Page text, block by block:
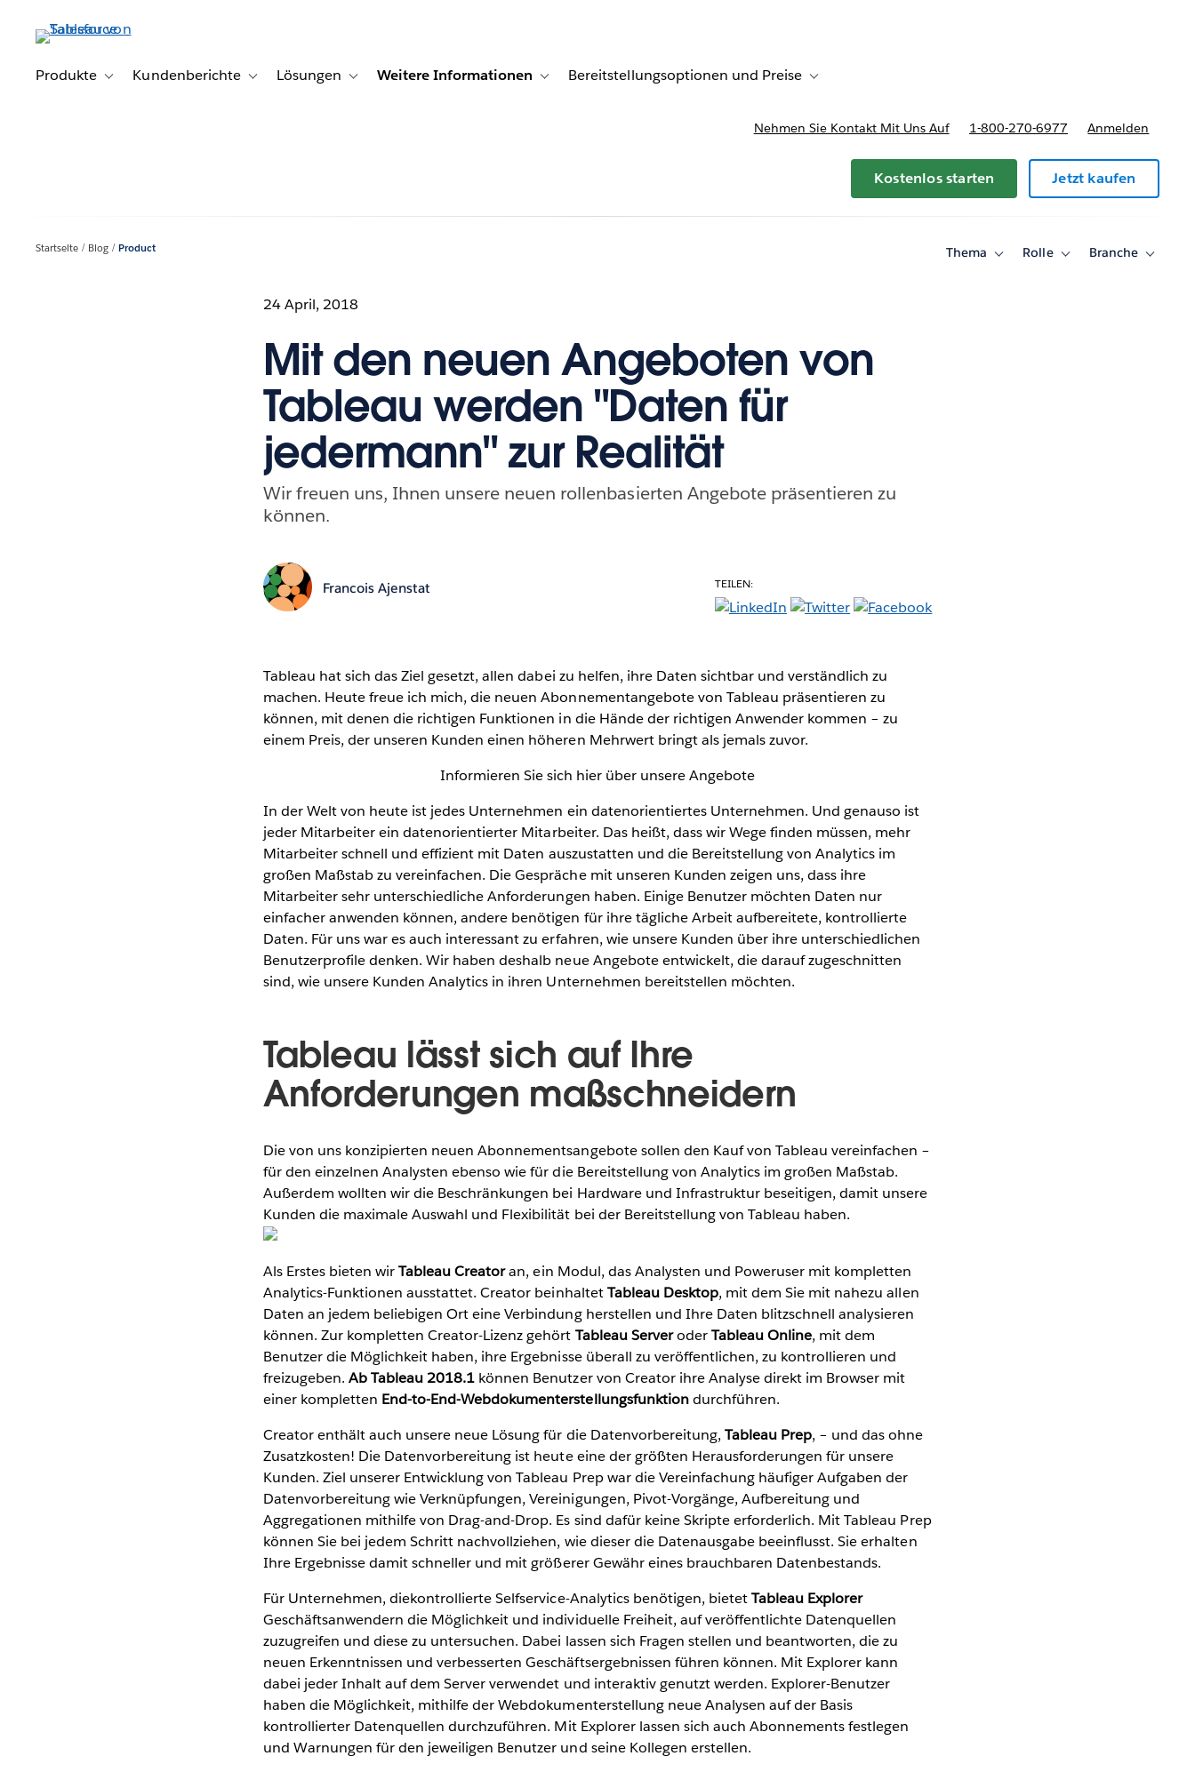
Produkte
Toggle sub-navigation for Produkte
Kundenberichte Toggle sub-navigation for Kundenberichte
Lösungen Toggle sub-navigation for Lösungen
Weitere Informationen Toggle sub-navigation for Weitere Informationen
Bereitstellungsoptionen und Preise Toggle sub-navigation for Bereitstellungsoptionen und Preise
Nehmen Sie Kontakt Mit Uns Auf 1-800-270-6977 Anmelden
Kostenlos starten Jetzt kaufen
Startseite Blog Product Thema
ToggleRolle
ToggleBranche
Toggle
24 April, 2018
Mit den neuen Angeboten von
Tableau werden "Daten für
jedermann" zur Realität
Wir freuen uns, Ihnen unsere neuen rollenbasierten Angebote präsentieren zu
können.
Francois Ajenstat TEILEN:
Tableau hat sich das Ziel gesetzt, allen dabei zu helfen, ihre Daten sichtbar und verständlich zu
machen. Heute freue ich mich, die neuen Abonnementangebote von Tableau präsentieren zu
können, mit denen die richtigen Funktionen in die Hände der richtigen Anwender kommen – zu
einem Preis, der unseren Kunden einen höheren Mehrwert bringt als jemals zuvor.
Informieren Sie sich hier über unsere Angebote
In der Welt von heute ist jedes Unternehmen ein datenorientiertes Unternehmen. Und genauso ist
jeder Mitarbeiter ein datenorientierter Mitarbeiter. Das heißt, dass wir Wege finden müssen, mehr
Mitarbeiter schnell und effizient mit Daten auszustatten und die Bereitstellung von Analytics im
großen Maßstab zu vereinfachen. Die Gespräche mit unseren Kunden zeigen uns, dass ihre
Mitarbeiter sehr unterschiedliche Anforderungen haben. Einige Benutzer möchten Daten nur
einfacher anwenden können, andere benötigen für ihre tägliche Arbeit aufbereitete, kontrollierte
Daten. Für uns war es auch interessant zu erfahren, wie unsere Kunden über ihre unterschiedlichen
Benutzerprofile denken. Wir haben deshalb neue Angebote entwickelt, die darauf zugeschnitten
sind, wie unsere Kunden Analytics in ihren Unternehmen bereitstellen möchten.
Tableau lässt sich auf Ihre
Anforderungen maßschneidern
Die von uns konzipierten neuen Abonnementsangebote sollen den Kauf von Tableau vereinfachen –
für den einzelnen Analysten ebenso wie für die Bereitstellung von Analytics im großen Maßstab.
Außerdem wollten wir die Beschränkungen bei Hardware und Infrastruktur beseitigen, damit unsere
Kunden die maximale Auswahl und Flexibilität bei der Bereitstellung von Tableau haben.
Als Erstes bieten wirTableau Creatoran, ein Modul, das Analysten und Poweruser mit kompletten
Analytics-Funktionen ausstattet. Creator beinhaltetTableau Desktop, mit dem Sie mit nahezu allen
Daten an jedem beliebigen Ort eine Verbindung herstellen und Ihre Daten blitzschnell analysieren
können. Zur kompletten Creator-Lizenz gehört Tableau ServeroderTableau Online, mit dem
Benutzer die Möglichkeit haben, ihre Ergebnisse überall zu veröffentlichen, zu kontrollieren und
freizugeben. Ab Tableau 2018.1 können Benutzer von Creator ihre Analyse direkt im Browser mit
einer kompletten End-to-End-Webdokumenterstellungsfunktiondurchführen.
Creator enthält auch unsere neue Lösung für die Datenvorbereitung, Tableau Prep, – und das ohne
Zusatzkosten! Die Datenvorbereitung ist heute eine der größten Herausforderungen für unsere
Kunden. Ziel unserer Entwicklung von Tableau Prep war die Vereinfachung häufiger Aufgaben der
Datenvorbereitung wie Verknüpfungen, Vereinigungen, Pivot-Vorgänge, Aufbereitung und
Aggregationen mithilfe von Drag-and-Drop. Es sind dafür keine Skripte erforderlich. Mit Tableau Prep
können Sie bei jedem Schritt nachvollziehen, wie dieser die Datenausgabe beeinflusst. Sie erhalten
Ihre Ergebnisse damit schneller und mit größerer Gewähr eines brauchbaren Datenbestands.
Für Unternehmen, diekontrollierte Selfservice-Analytics benötigen, bietetTableau Explorer
Geschäftsanwendern die Möglichkeit und individuelle Freiheit, auf veröffentlichte Datenquellen
zuzugreifen und diese zu untersuchen. Dabei lassen sich Fragen stellen und beantworten, die zu
neuen Erkenntnissen und verbesserten Geschäftsergebnissen führen können. Mit Explorer kann
dabei jeder Inhalt auf dem Server verwendet und interaktiv genutzt werden. Explorer-Benutzer
haben die Möglichkeit, mithilfe der Webdokumenterstellung neue Analysen auf der Basis
kontrollierter Datenquellen durchzuführen. Mit Explorer lassen sich auch Abonnements festlegen
und Warnungen für den jeweiligen Benutzer und seine Kollegen erstellen.